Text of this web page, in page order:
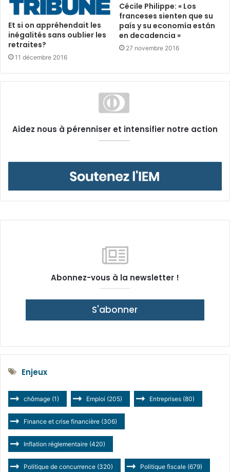
Et si on appréhendait les
inégalités sans oublier les
retraites?
11 décembre 2016
Cécile Philippe: « Los
franceses sienten que su
país y su economía están
en decadencia »
27 novembre 2016
Aidez nous à pérenniser et intensifier notre action
Abonnez-vous à la newsletter !
S'abonner
Enjeux
chômage (1) Emploi (205) Entreprises (80)
Finance et crise financière (306)
Inflation réglementaire (420)
Politique de concurrence (320) Politique fiscale (679)